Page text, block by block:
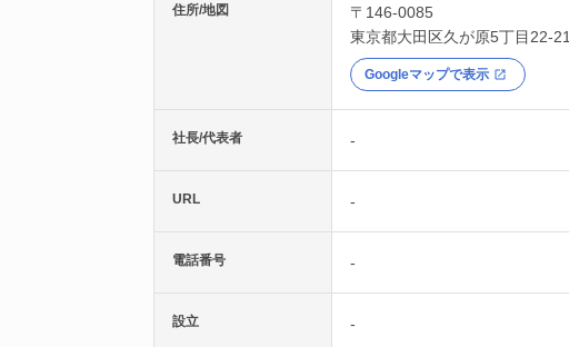
住所/地図
〒146-0085
東京都大田区久が原5丁目22-21
Googleマップで表示
社長/代表者 -
URL -
電話番号 -
設立 -